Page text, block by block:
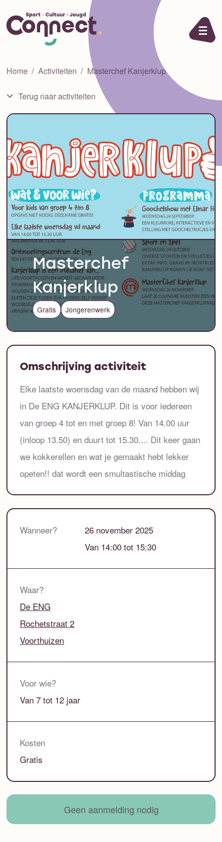
Ga naar de inhoud
Home Activiteiten Masterchef Kanjerklup
Terug naar activiteiten
Masterchef
Kanjerklup
Gratis Jongerenwerk
Omschrijving activiteit
Elke laatste woensdag van de maand hebben wij
in De ENG KANJERKLUP. Dit is voor iedereen
van groep 4 tot en met groep 8! Van 14.00 uur
(inloop 13.50) en duurt tot 15.30.... Dit keer gaan
we kokkerellen en wat je gemaakt hebt lekker
opeten!! dat wordt een smultastische middag
Wanneer?
26 november 2025
Van 14:00 tot 15:30
Waar?
De ENG
Rochetstraat 2
Voorthuizen
Voor wie?
Van 7 tot 12 jaar
Kosten
Gratis
Geen aanmelding nodig